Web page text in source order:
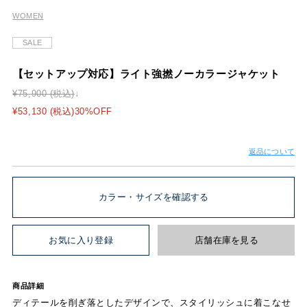
WOMEN
SALE
【セットアップ対応】ライト強撚ノーカラージャケット
¥75,900 (税込)
¥53,130 (税込)30%OFF
返品について
カラー・サイズを確認する
お気に入り登録 店舗在庫を見る
商品詳細
ディテールを削ぎ落としたデザインで、スタイリッシュに着こなせ